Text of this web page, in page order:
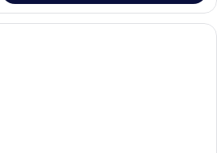
Ein traditionell eingerichteter Raum